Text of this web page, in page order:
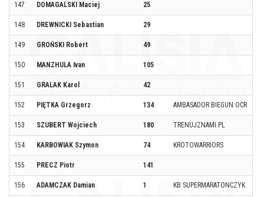
147 DOMAGALSKI Maciej 25
148 DREWNICKI Sebastian 29
149 GROŃSKI Robert 49
150 MANZHULA Ivan 105
151 GRALAK Karol 42
152 PIĘTKA Grzegorz 134 AMBASADOR BIEGUN OCR
153 SZUBERT Wojciech 180 TRENUJZNAMI.PL
154 KARBOWIAK Szymon 74 KROTOWARRIORS
155 PRECZ Piotr 141
156 ADAMCZAK Damian 1 KB SUPERMARATONCZYK